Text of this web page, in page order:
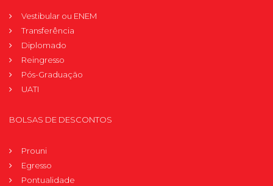
Vestibular ou ENEM
Transferência
Diplomado
Reingresso
Pós-Graduação
UATI
BOLSAS DE DESCONTOS
Prouni
Egresso
Pontualidade